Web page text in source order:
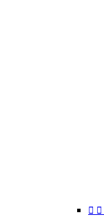
 